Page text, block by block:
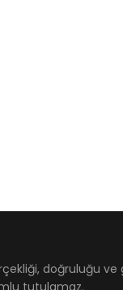
doğruluğu
tutulamaz.